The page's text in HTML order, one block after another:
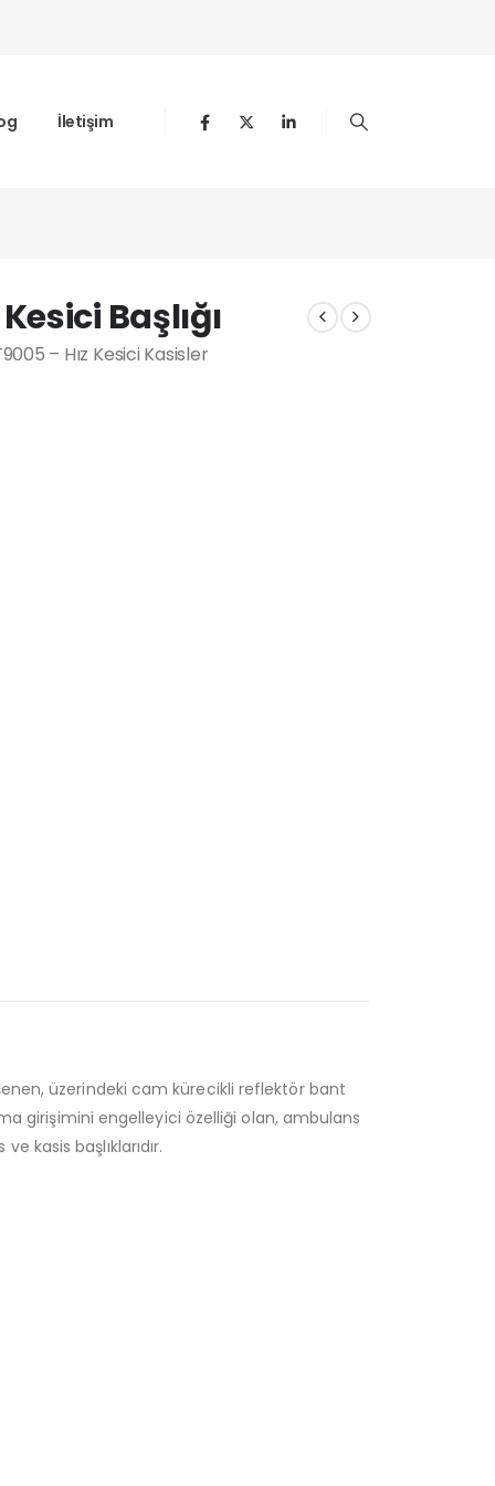
İletişim
Başlığı
– Hız Kesici Kasisler
üzerindeki cam kürecikli reflektör bant
girişimini engelleyici özelliği olan, ambulans
kasis başlıklarıdır.